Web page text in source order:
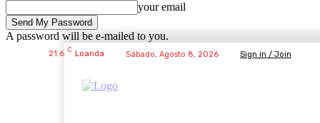
your email
A password will be e-mailed to you.
21.6 C Loanda Sábado, Agosto 8, 2026 Sign in / Join